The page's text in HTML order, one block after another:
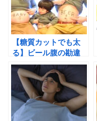
【糖質カットでも太
る】ビール腹の勘違
い！中性脂肪が蓄積す
る理由と対策